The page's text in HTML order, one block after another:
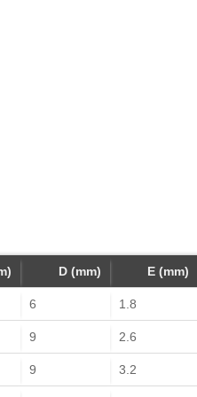
D (mm) E (mm)
6 1.8
9 2.6
9 3.2